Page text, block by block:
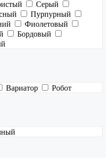
Серый
Пурпурный
Фиолетовый
Бордовый
Вариатор
Робот